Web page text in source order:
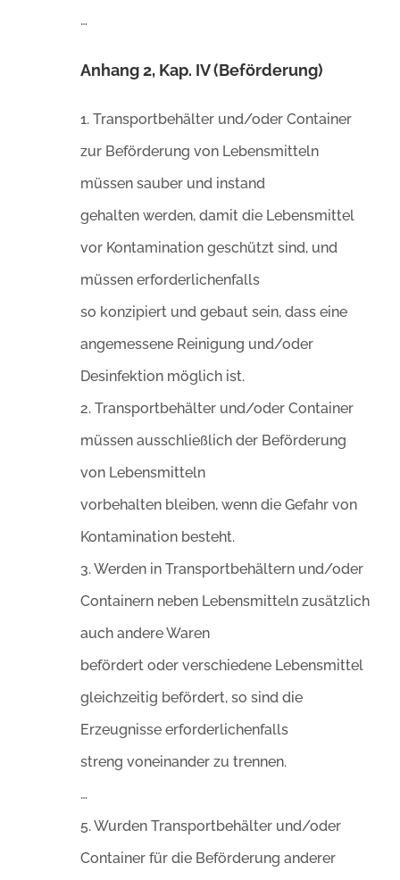
…
Anhang 2, Kap. IV (Beförderung)
1. Transportbehälter und/oder Container
zur Beförderung von Lebensmitteln
müssen sauber und instand
gehalten werden, damit die Lebensmittel
vor Kontamination geschützt sind, und
müssen erforderlichenfalls
so konzipiert und gebaut sein, dass eine
angemessene Reinigung und/oder
Desinfektion möglich ist.
2. Transportbehälter und/oder Container
müssen ausschließlich der Beförderung
von Lebensmitteln
vorbehalten bleiben, wenn die Gefahr von
Kontamination besteht.
3. Werden in Transportbehältern und/oder
Containern neben Lebensmitteln zusätzlich
auch andere Waren
befördert oder verschiedene Lebensmittel
gleichzeitig befördert, so sind die
Erzeugnisse erforderlichenfalls
streng voneinander zu trennen.
…
5. Wurden Transportbehälter und/oder
Container für die Beförderung anderer